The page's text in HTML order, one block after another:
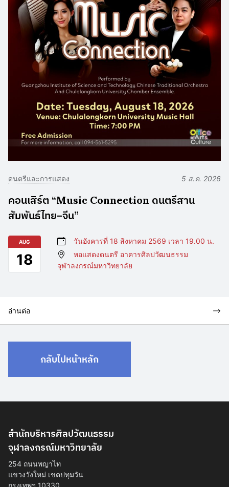
ดนตรีและการแสดง 5 ส.ค. 2026
คอนเสิร์ต “Music Connection ดนตรีสาน
สัมพันธ์ไทย–จีน”
AUG
18
วันอังคารที่ 18 สิงหาคม 2569 เวลา 19.00 น.
หอแสดงดนตรี อาคารศิลปวัฒนธรรม
จุฬาลงกรณ์มหาวิทยาลัย
อ่านต่อ
กลับไปหน้าหลัก
สำนักบริหารศิลปวัฒนธรรม
จุฬาลงกรณ์มหาวิทยาลัย
254 ถนนพญาไท
แขวงวังใหม่ เขตปทุมวัน
กรุงเทพฯ 10330